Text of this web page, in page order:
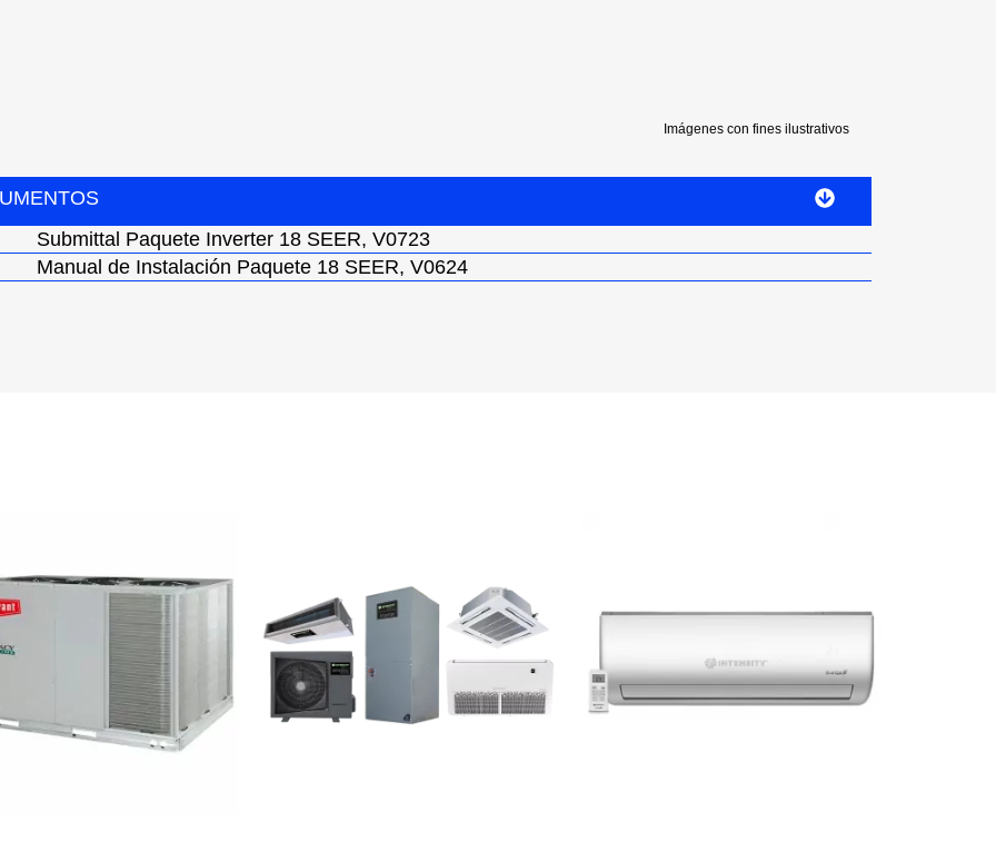
Imágenes con fines ilustrativos
Submittal Paquete Inverter 18 SEER, V0723
Manual de Instalación Paquete 18 SEER, V0624